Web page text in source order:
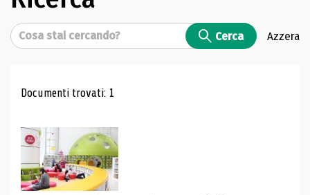
Cerca Cerca Azzera
Risultati di ricerca
Documenti trovati: 1